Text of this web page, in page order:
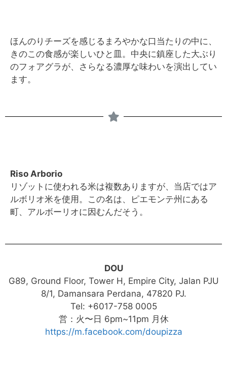
ほんのりチーズを感じるまろやかな口当たりの中に、
きのこの食感が楽しいひと皿。中央に鎮座した大ぶり
のフォアグラが、さらなる濃厚な味わいを演出してい
ます。
Riso Arborio
リゾットに使われる米は複数ありますが、当店ではア
ルボリオ米を使用。この名は、ピエモンテ州にある
町、アルボーリオに因むんだそう。
DOU
G89, Ground Floor, Tower H, Empire City, Jalan PJU
8/1, Damansara Perdana, 47820 PJ.
Tel: +6017-758 0005
営：火〜日 6pm~11pm 月休
https://m.facebook.com/doupizza